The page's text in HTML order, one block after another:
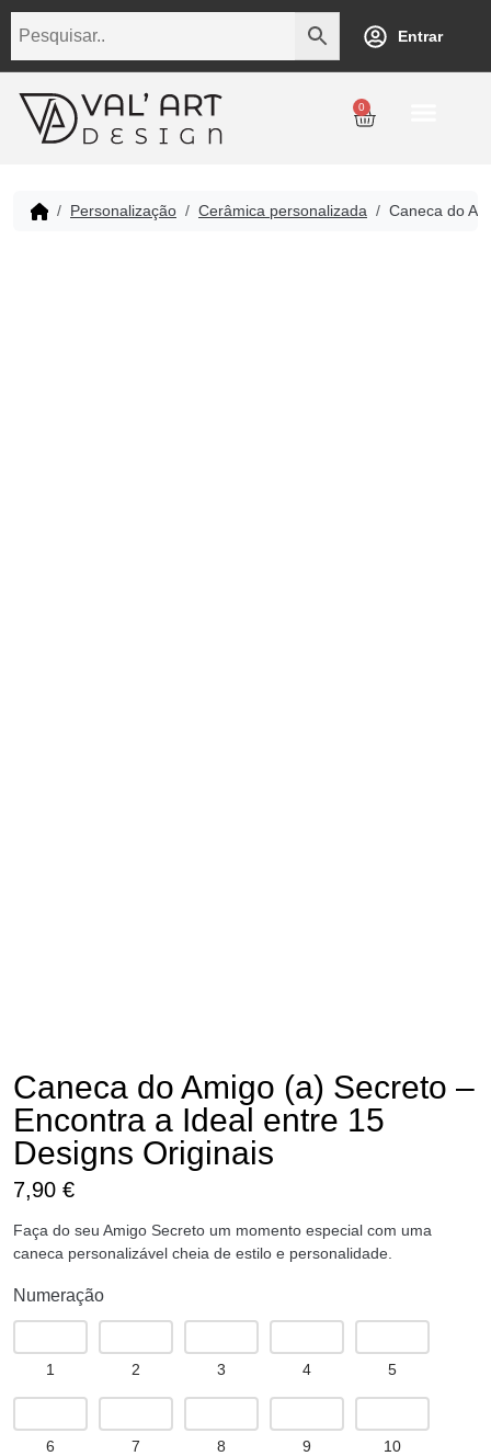
Entrar
0
Personalização Cerâmica personalizada Caneca do
Caneca do Amigo (a) Secreto –
Encontra a Ideal entre 15
Designs Originais
7,90 €
Faça do seu Amigo Secreto um momento especial com uma
caneca personalizável cheia de estilo e personalidade.
Numeração
1 2 3 4 5
6 7 8 9 10